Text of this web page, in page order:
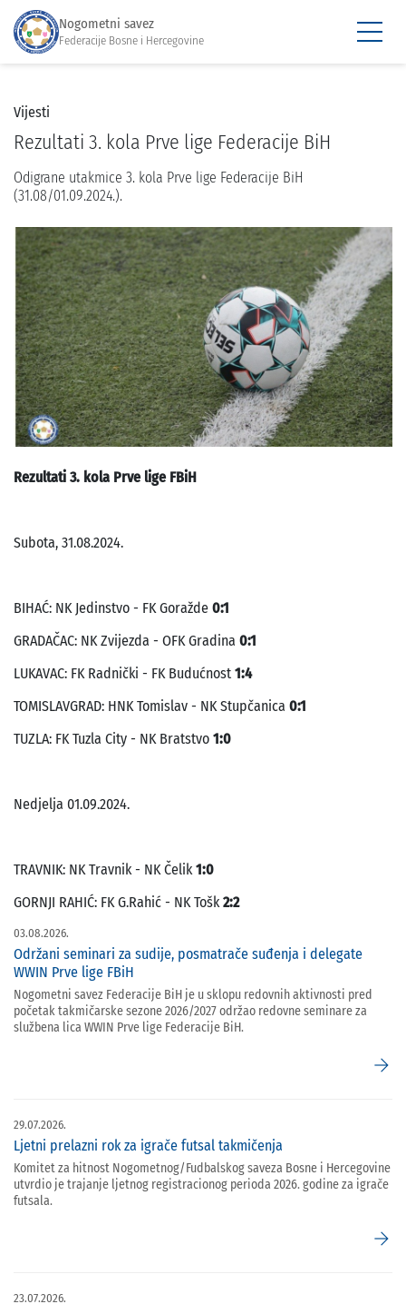
Nogometni savez
Federacije Bosne i Hercegovine
Vijesti
Rezultati 3. kola Prve lige Federacije BiH
Odigrane utakmice 3. kola Prve lige Federacije BiH
(31.08/01.09.2024.).
Rezultati 3. kola Prve lige FBiH
Subota, 31.08.2024.
BIHAĆ: NK Jedinstvo - FK Goražde 0:1
GRADAČAC: NK Zvijezda - OFK Gradina 0:1
LUKAVAC: FK Radnički - FK Budućnost 1:4
TOMISLAVGRAD: HNK Tomislav - NK Stupčanica 0:1
TUZLA: FK Tuzla City - NK Bratstvo 1:0
Nedjelja 01.09.2024.
TRAVNIK: NK Travnik - NK Čelik1:0
GORNJI RAHIĆ: FK G.Rahić - NK Tošk2:2
03.08.2026.
Održani seminari za sudije, posmatrače suđenja i delegate
WWIN Prve lige FBiH
Nogometni savez Federacije BiH je u sklopu redovnih aktivnosti pred
početak takmičarske sezone 2026/2027 održao redovne seminare za
službena lica WWIN Prve lige Federacije BiH.
arrow_forward
29.07.2026.
Ljetni prelazni rok za igrače futsal takmičenja
Komitet za hitnost Nogometnog/Fudbalskog saveza Bosne i Hercegovine
utvrdio je trajanje ljetnog registracionog perioda 2026. godine za igrače
futsala.
arrow_forward
23.07.2026.